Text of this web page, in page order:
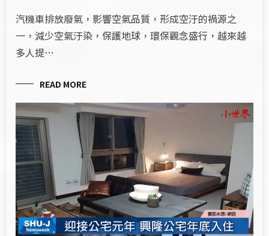
汽機車排放廢氣，影響空氣品質，形成空汙的禍源之
一，減少空氣汙染，保護地球，環保觀念盛行，越來越
多人提…
READ MORE